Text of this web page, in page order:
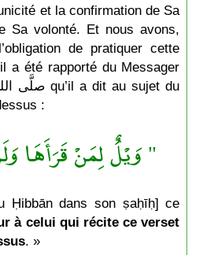
Sa volonté. Et nous avons,
de pratiquer cette
a été rapporté du Messager
:
" وَيْلٌ لِمَنْ قَرَأَهَا
Ḥibbān dans son ṣaḥīḥ] ce
à celui qui récite ce verset
. »